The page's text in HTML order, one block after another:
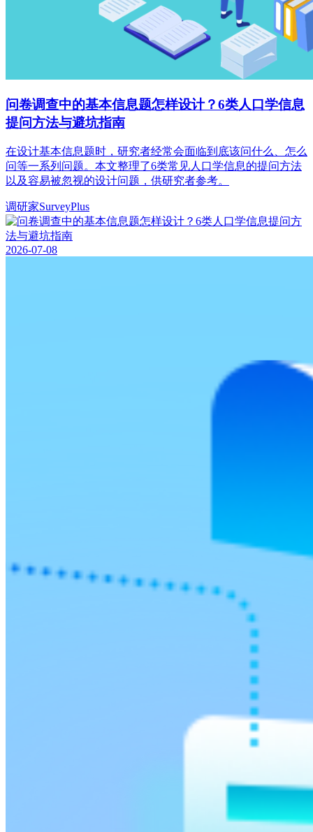
问卷调查中的基本信息题怎样设计？6类人口学信息
提问方法与避坑指南
在设计基本信息题时，研究者经常会面临到底该问什么、怎么
问等一系列问题。本文整理了6类常见人口学信息的提问方法
以及容易被忽视的设计问题，供研究者参考。
调研家SurveyPlus
2026-07-08